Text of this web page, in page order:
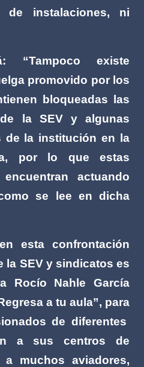
de instalaciones, ni
existe
promovido por los
bloqueadas las
la SEV y algunas
de la institución en la
por lo que estas
actuando
se lee en dicha
esta confrontación
la SEV y sindicatos es
Rocío Nahle García
a tu aula”, para
de diferentes
a sus centros de
muchos aviadores,